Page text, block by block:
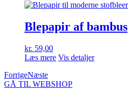
Blepapir af bambus
kr. 59,00
Læs mere Vis detaljer
ForrigeNæste
GÅ TIL WEBSHOP